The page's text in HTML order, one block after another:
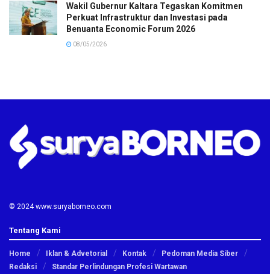
Wakil Gubernur Kaltara Tegaskan Komitmen
Perkuat Infrastruktur dan Investasi pada
Benuanta Economic Forum 2026
08/05/2026
© 2024 www.suryaborneo.com
Tentang Kami
Home Iklan & Advetorial Kontak
Pedoman Media Siber
Redaksi
Standar Perlindungan Profesi Wartawan